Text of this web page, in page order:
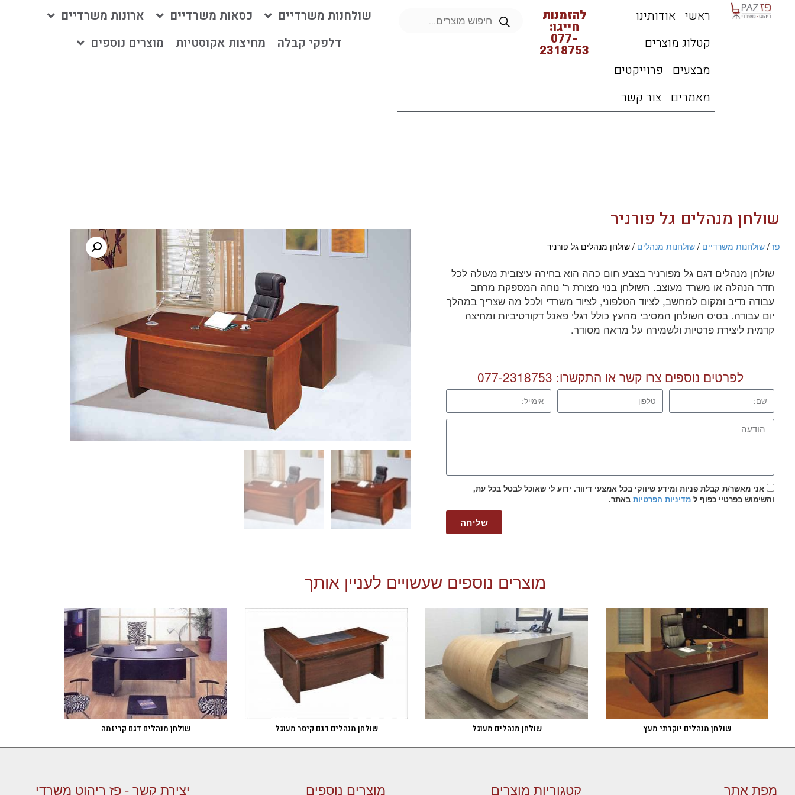
ראשי אודותינו
קטלוג מוצרים
מבצעים
פרוייקטים
מאמרים צור קשר
להזמנות
חייגו:
077-
2318753
שולחנות משרדיים כסאות משרדיים
ארונות משרדיים
דלפקי קבלה
מחיצות אקוסטיות מוצרים נוספים
שולחן מנהלים גל פורניר
פז / שולחנות משרדיים / שולחנות מנהלים / שולחן מנהלים גל פורניר
שולחן מנהלים דגם גל מפורניר בצבע חום כהה הוא בחירה עיצובית מעולה לכל
חדר הנהלה או משרד מעוצב. השולחן בנוי מצורת ר' נוחה המספקת מרחב
עבודה נדיב ומקום למחשב, לציוד הטלפוני, לציוד משרדי ולכל מה שצריך במהלך
יום עבודה. בסיס השולחן המסיבי מהעץ כולל רגלי פאנל דקורטיביות ומחיצה
קדמית ליצירת פרטיות ולשמירה על מראה מסודר.
לפרטים נוספים צרו קשר או התקשרו: 077-2318753
אני מאשר/ת קבלת פניות ומידע שיווקי בכל אמצעי דיוור. ידוע לי שאוכל לבטל בכל עת,
והשימוש בפרטיי כפוף ל מדיניות הפרטיות באתר.
שליחה
מוצרים נוספים שעשויים לעניין אותך
שולחן מנהלים יוקרתי מעץ שולחן מנהלים מעוגל שולחן מנהלים דגם קיסר מעוגל שולחן מנהלים דגם קריזמה
מפת אתר קטגוריות מוצרים מוצרים נוספים יצירת קשר - פז ריהוט משרדי